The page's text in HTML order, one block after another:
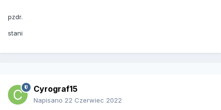
pzdr.
stani
Cyrograf15
Napisano 22 Czerwiec 2022